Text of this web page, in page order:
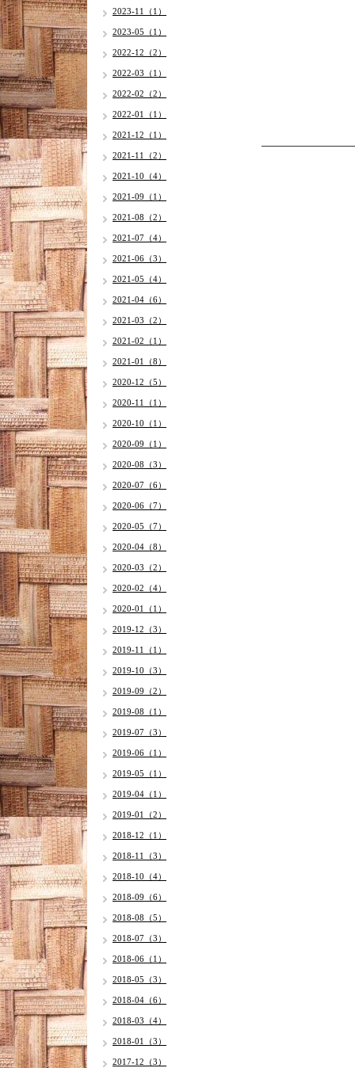
2023-11（1）
2023-05（1）
2022-12（2）
2022-03（1）
2022-02（2）
2022-01（1）
2021-12（1）
2021-11（2）
2021-10（4）
2021-09（1）
2021-08（2）
2021-07（4）
2021-06（3）
2021-05（4）
2021-04（6）
2021-03（2）
2021-02（1）
2021-01（8）
2020-12（5）
2020-11（1）
2020-10（1）
2020-09（1）
2020-08（3）
2020-07（6）
2020-06（7）
2020-05（7）
2020-04（8）
2020-03（2）
2020-02（4）
2020-01（1）
2019-12（3）
2019-11（1）
2019-10（3）
2019-09（2）
2019-08（1）
2019-07（3）
2019-06（1）
2019-05（1）
2019-04（1）
2019-01（2）
2018-12（1）
2018-11（3）
2018-10（4）
2018-09（6）
2018-08（5）
2018-07（3）
2018-06（1）
2018-05（3）
2018-04（6）
2018-03（4）
2018-01（3）
2017-12（3）